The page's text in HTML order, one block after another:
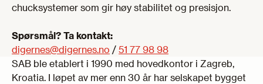
chucksystemer som gir høy stabilitet og presisjon.
Spørsmål? Ta kontakt:
digernes@digernes.no / 51 77 98 98
SAB ble etablert i 1990 med hovedkontor i Zagreb,
Kroatia. I løpet av mer enn 30 år har selskapet bygget